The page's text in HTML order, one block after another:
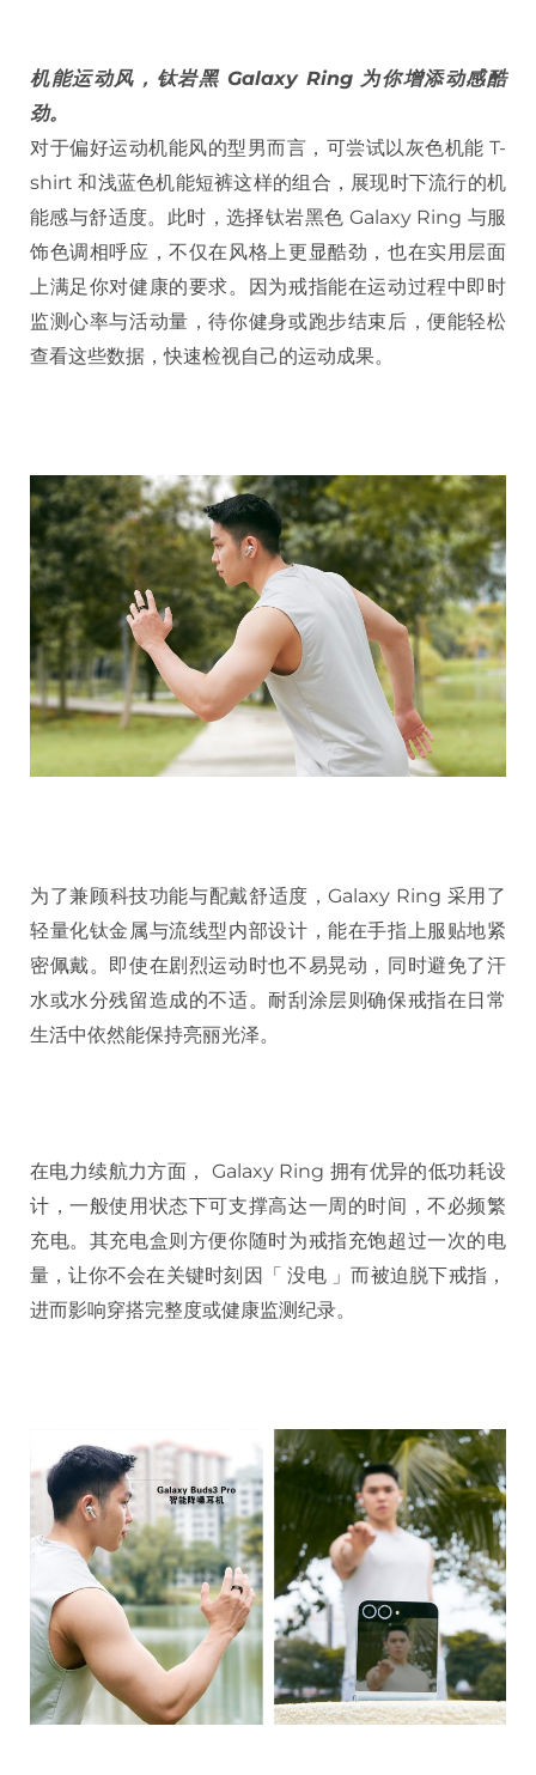
机能运动风，钛岩黑 Galaxy Ring 为你增添动感酷
劲。
对于偏好运动机能风的型男而言，可尝试以灰色机能 T-
shirt 和浅蓝色机能短裤这样的组合，展现时下流行的机
能感与舒适度。此时，选择钛岩黑色 Galaxy Ring 与服
饰色调相呼应，不仅在风格上更显酷劲，也在实用层面
上满足你对健康的要求。因为戒指能在运动过程中即时
监测心率与活动量，待你健身或跑步结束后，便能轻松
查看这些数据，快速检视自己的运动成果。
为了兼顾科技功能与配戴舒适度，Galaxy Ring 采用了
轻量化钛金属与流线型内部设计，能在手指上服贴地紧
密佩戴。即使在剧烈运动时也不易晃动，同时避免了汗
水或水分残留造成的不适。耐刮涂层则确保戒指在日常
生活中依然能保持亮丽光泽。
在电力续航力方面， Galaxy Ring 拥有优异的低功耗设
计，一般使用状态下可支撑高达一周的时间，不必频繁
充电。其充电盒则方便你随时为戒指充饱超过一次的电
量，让你不会在关键时刻因「 没电 」而被迫脱下戒指，
进而影响穿搭完整度或健康监测纪录。